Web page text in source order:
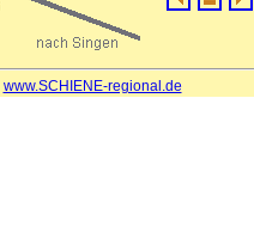
www.SCHIENE-regional.de